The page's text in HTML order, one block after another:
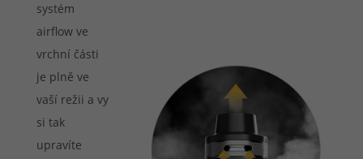
systém
airflow ve
vrchní části
je plně ve
vaší režii a vy
si tak
upravíte